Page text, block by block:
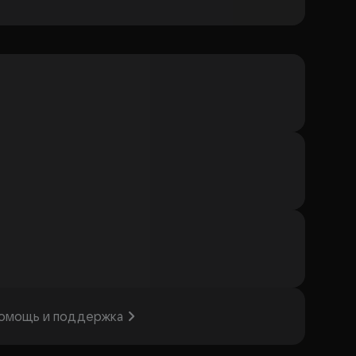
и поддержка